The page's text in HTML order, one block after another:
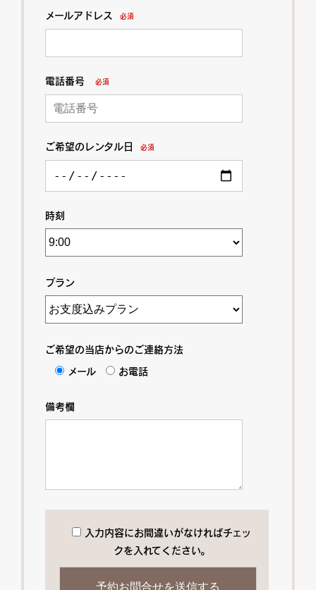
メールアドレス 必須
電話番号 必須
ご希望のレンタル日 必須
時刻
プラン
ご希望の当店からのご連絡方法
メール お電話
備考欄
入力内容にお間違いがなければチェッ
クを入れてください。